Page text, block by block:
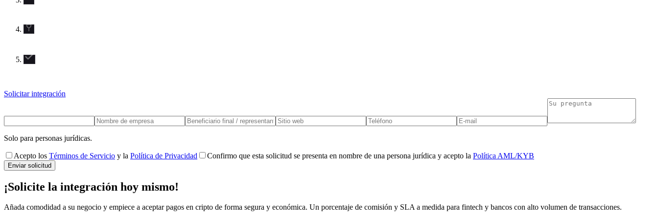
Solicitar integración
Solo para personas jurídicas.
Acepto los Términos de Servicio y la Política de Privacidad Confirmo que esta solicitud se presenta en nombre de una persona jurídica y acepto la Política AML/KYB
Enviar solicitud
¡Solicite la integración hoy mismo!
Añada comodidad a su negocio y empiece a aceptar pagos en cripto de forma segura y económica. Un porcentaje de comisión y SLA a medida para fintech y bancos con alto volumen de transacciones.